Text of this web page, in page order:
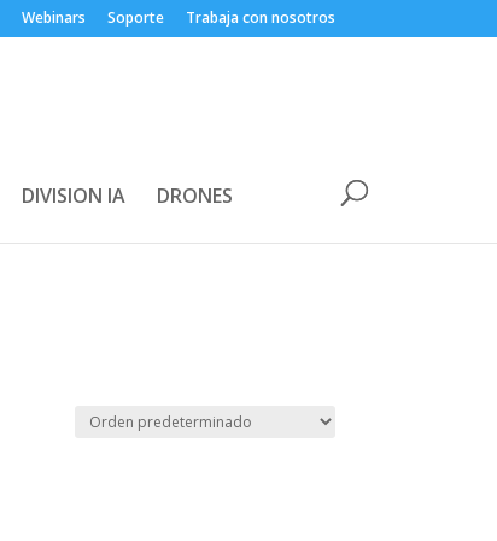
Webinars Soporte Trabaja con nosotros
DIVISION IA DRONES